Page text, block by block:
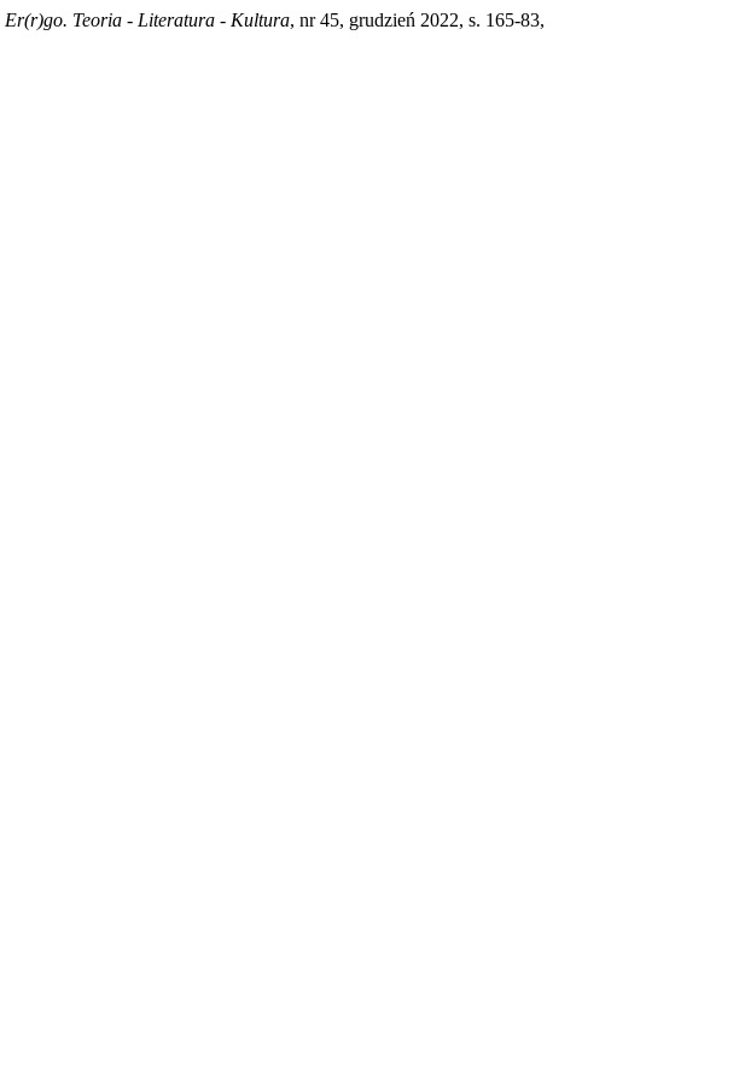
Er(r)go. Teoria - Literatura - Kultura, nr 45, grudzień 2022, s. 165-83,